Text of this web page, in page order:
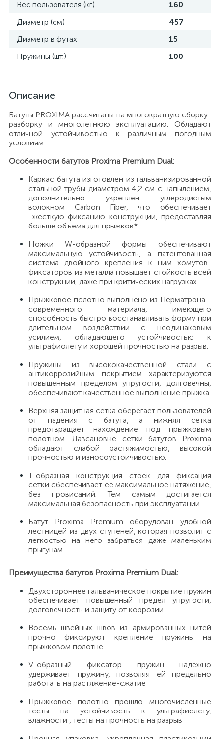
Вес пользователя (кг)
160
Диаметр (см)
457
Диаметр в футах
15
Пружины (шт.)
100
Описание
Батуты PROXIMA рассчитаны на многократную сборку-
разборку и многолетнюю эксплуатацию. Обладают
отличной устойчивостью к различным погодным
условиям.
Особенности батутов Proxima Premium Dual:
Каркас батута изготовлен из гальванизированной
стальной трубы диаметром 4,2 см с напылением,
дополнительно укреплен углеродистым
волокном Carbon Fiber, что обеспечивает
жесткую фиксацию конструкции, предоставляя
больше объема для прыжков*
Ножки W-образной формы обеспечивают
максимальную устойчивость, а патентованная
система двойного крепления к ним хомутов-
фиксаторов из металла повышает стойкость всей
конструкции, даже при критических нагрузках.
Прыжковое полотно выполнено из Перматрона -
современного материала, имеющего
способность быстро восстанавливать форму при
длительном воздействии с неодинаковым
усилием, обладающего устойчивостью к
ультрафиолету и хорошей прочностью на разрыв.
Пружины из высококачественной стали с
антикоррозийным покрытием характеризуются
повышенным пределом упругости, долговечны,
обеспечивают качественное выполнение прыжка.
Верхняя защитная сетка оберегает пользователей
от падения с батута, а нижняя сетка
предотвращает нахождение под прыжковым
полотном. Лавсановые сетки батутов Proxima
обладают слабой растяжимостью, высокой
прочностью и износоустойчивостью.
Т-образная конструкция стоек для фиксация
сетки обеспечивает ее максимальное натяжение,
без провисаний. Тем самым достигается
максимальная безопасность при эксплуатации.
Батут Proxima Premium оборудован удобной
лестницей из двух ступеней, которая позволит с
легкостью на него забраться даже маленьким
прыгунам.
Преимущества батутов Proxima Premium Dual:
Двухстороннее гальваническое покрытие пружин
обеспечивает повышенный предел упругости,
долговечность и защиту от коррозии.
Восемь швейных швов из армированных нитей
прочно фиксируют крепление пружины на
прыжковом полотне
V-образный фиксатор пружин надежно
удерживает пружину, позволяя ей предельно
работать на растяжение-сжатие
Прыжковое полотно прошло многочисленные
тесты на устойчивость к ультрафиолету,
влажности , тесты на прочность на разрыв